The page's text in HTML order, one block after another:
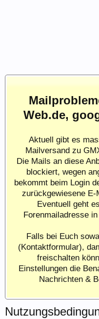
Web.de,
Aktuell gibt es
Mailversand zu
Die Mails an diese
blockiert, wegen
bekommt beim Login
zurückgewiesene
Eventuell geht
Forenmailadresse
Falls bei Euch
(Kontaktformular),
freischalten
Einstellungen die
Nachrichten &